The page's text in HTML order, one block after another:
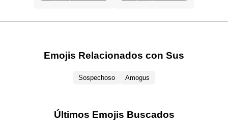
Emojis Relacionados con Sus
Sospechoso Amogus
Últimos Emojis Buscados